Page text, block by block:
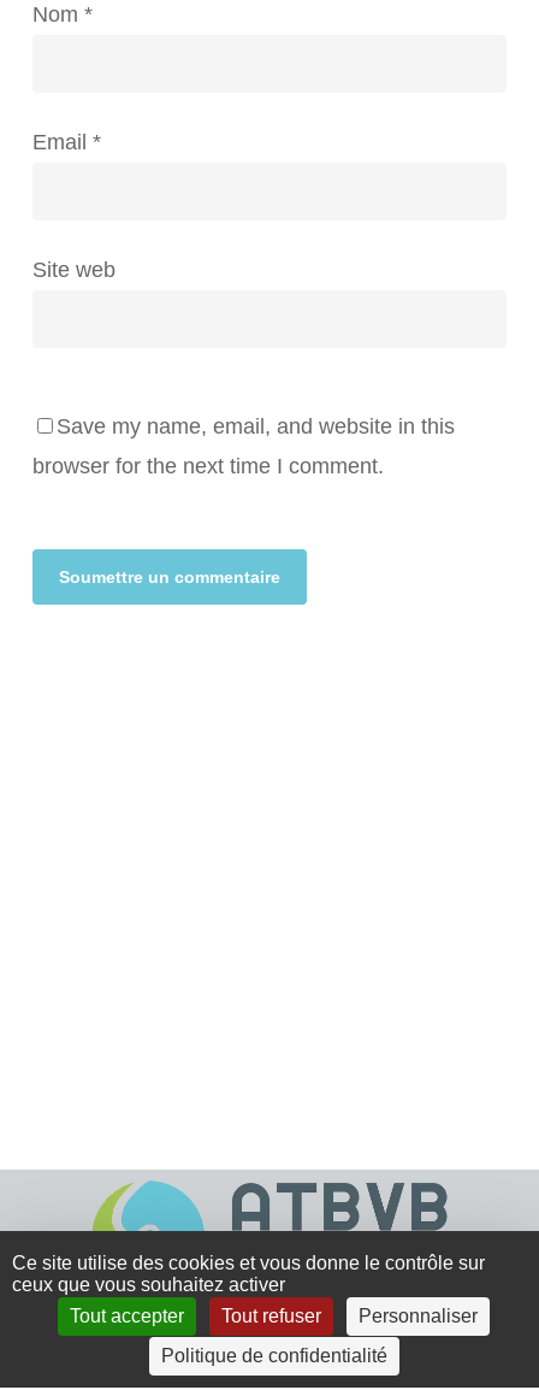
Nom *
Email *
Site web
Save my name, email, and website in this
browser for the next time I comment.
4 rue Crec’h-Ugen
Ce site utilise des cookies et vous donne le contrôle sur
ceux que vous souhaitez activer
Tout accepter
Tout refuser
Personnaliser
Politique de confidentialité